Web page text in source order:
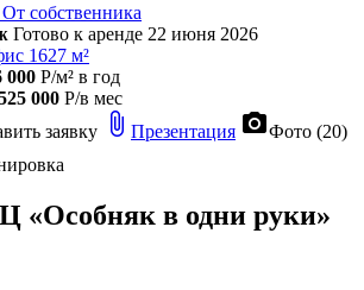
От собственника
Готово к аренде 22 июня 2026
1627 м²
000 Р/м² в год
000 Р/в мес
заявку attach_file Презентация photo_cameraФото (20)
«Особняк в одни руки»